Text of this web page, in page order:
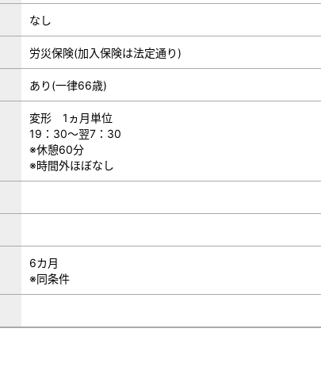
なし
労災保険(加入保険は法定通り)
あり(一律66歳)
変形 1ヵ月単位
19：30～翌7：30
※休憩60分
※時間外ほぼなし
6カ月
※同条件